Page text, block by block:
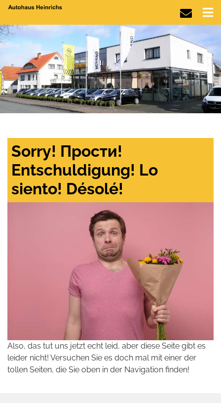
Sorry! Прости!
Entschuldigung! Lo
siento! Désolé!
Also, das tut uns jetzt echt leid, aber diese Seite gibt es
leider nicht! Versuchen Sie es doch mal mit einer der
tollen Seiten, die Sie oben in der Navigation finden!